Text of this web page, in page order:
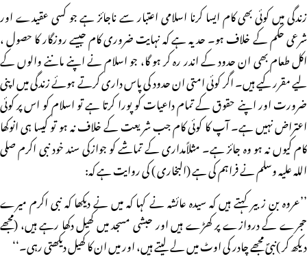
زندگی میں کوئی بھی کام ایسا کرنا اسلامی اعتبار سے ناجائز ہے جو کسی عقیدے اور
شرعی حکم کے خلاف ہو۔ حد یہ ہے کہ نہایت ضروری کام جیسے روزگار کا حصول ،
اکل طعام بھی ان حدود کے اندر رہ کر ہو گا، جو اسلام نے اپنے ماننے والوں کے
لیے مقرر کیے ہیں۔ اگر کوئی امتی ان حدود کی پاس داری کرتے ہوئے زندگی میں اپنی
ضرورت اور اپنے حقوق کے تمام داعیات کو پورا کرتا ہے تو اسلام کو اس پر کوئی
اعتراض نہیں ہے۔ آپ کا کوئی کام جب شریعت کے خلاف نہ ہو تو کیسا ہی انوکھا
کام کیوں نہ ہو وہ جائز ہے۔ مثلاًمداری کے تماشے کو جوازکی سند خود نبی اکرم صلی
اللہ علیہ وسلم نے فراہم کی ہے (البخاری ) کی روایت ہے کہ:
’’عروہ بن زبیر کہتے ہیں کہ سیدہ عائشہ نے کہا کہ میں نے دیکھا کہ نبی اکرم میرے
حجرے کے دروازے پر کھڑے ہیں اور حبشی مسجد میں کھیل دکھا رہے ہیں، (مجھے
دیکھ کر )نبیؐ مجھے چادر کی اوٹ میں لے لیتے ہیں، اور میں ان کا کھیل دیکھتی رہی۔‘‘